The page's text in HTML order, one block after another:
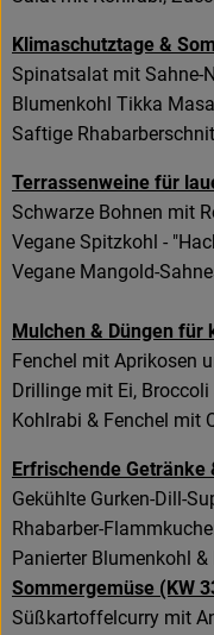
Klimaschutztage &
Spinatsalat mit Sahne-
Blumenkohl Tikka
Saftige
Terrassenweine für
Schwarze Bohnen mit
Vegane Spitzkohl -
Vegane Mangold-
Mulchen & Düngen
Fenchel mit Aprikosen
Drillinge mit Ei,
Kohlrabi & Fenchel mit
Erfrischende
Gekühlte Gurken-Dill-
Rhabarber-
Panierter Blumenkohl
Sommergemüse (KW
Süßkartoffelcurry mit